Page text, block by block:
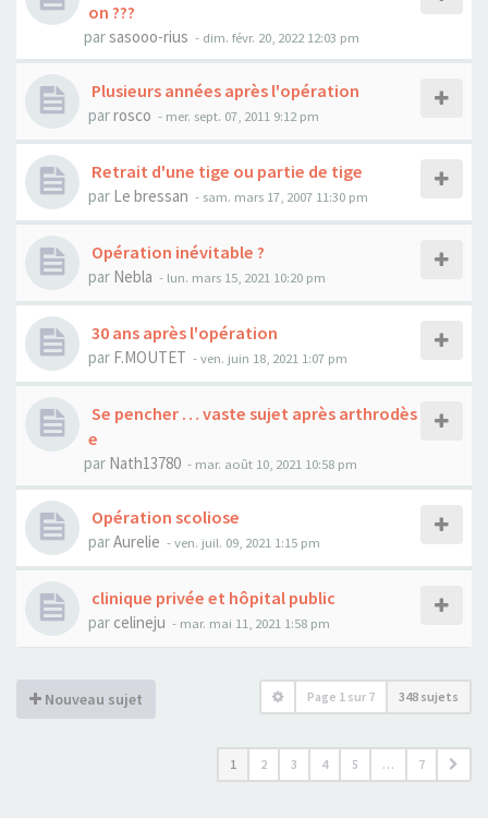
on ???
parsasooo-rius - dim. févr. 20, 2022 12:03 pm
Plusieurs années après l'opération
parrosco - mer. sept. 07, 2011 9:12 pm
Retrait d'une tige ou partie de tige
par Le bressan - sam. mars 17, 2007 11:30 pm
Opération inévitable ?
par Nebla - lun. mars 15, 2021 10:20 pm
30 ans après l'opération
par F.MOUTET - ven. juin 18, 2021 1:07 pm
Se pencher … vaste sujet après arthrodès
e
par Nath13780 - mar. août 10, 2021 10:58 pm
Opération scoliose
parAurelie - ven. juil. 09, 2021 1:15 pm
clinique privée et hôpital public
par celineju - mar. mai 11, 2021 1:58 pm
Nouveau sujet Page 1 sur 7 348 sujets
1 2 3 4 5 … 7